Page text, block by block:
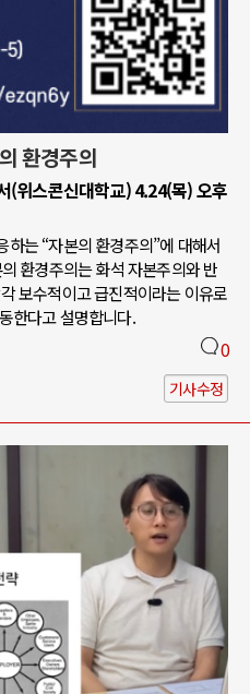
환경주의
(위스콘신대학교) 4.24(목) 오후
는 “자본의 환경주의”에 대해서
환경주의는 화석 자본주의와 반
보수적이고 급진적이라는 이유로
한다고 설명합니다.
0
기사수정